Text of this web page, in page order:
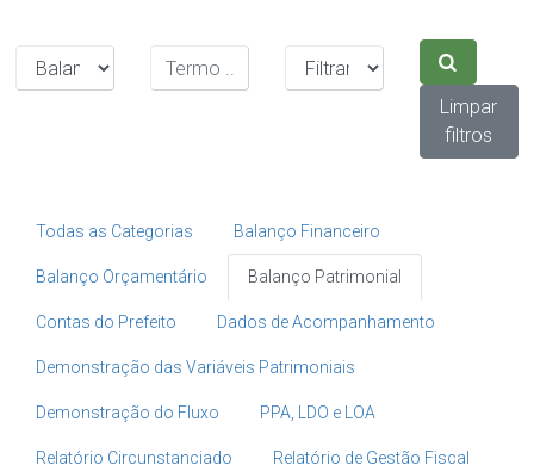
Limpar
filtros
Todas as Categorias Balanço Financeiro
Balanço Orçamentário Balanço Patrimonial
Contas do Prefeito Dados de Acompanhamento
Demonstração das Variáveis Patrimoniais
Demonstração do Fluxo PPA, LDO e LOA
Relatório Circunstanciado Relatório de Gestão Fiscal